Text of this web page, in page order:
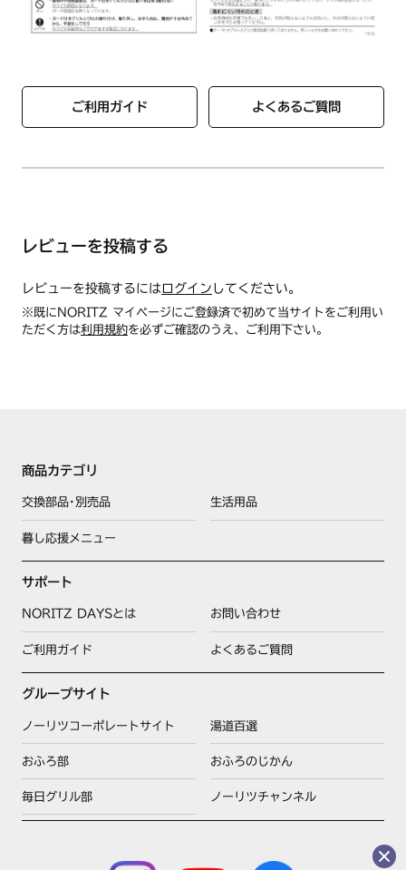
ご利用ガイド よくあるご質問
レビューを投稿する
レビューを投稿するにはログイン してください。
※既にNORITZ マイページにご登録済で初めて当サイトをご利用い
ただく方は利用規約を必ずご確認のうえ、ご利用下さい。
商品カテゴリ
交換部品･別売品 生活用品
暮し応援メニュー
サポート
NORITZ DAYSとは お問い合わせ
ご利用ガイド よくあるご質問
グループサイト
ノーリツコーポレートサイト 湯道百選
おふろ部 おふろのじかん
毎日グリル部 ノーリツチャンネル